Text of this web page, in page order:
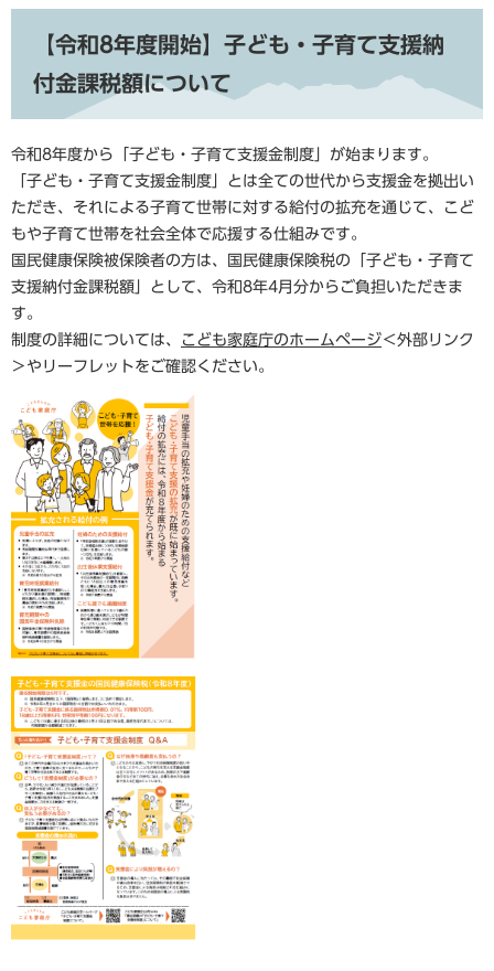
【令和8年度開始】子ども・子育て支援納
付金課税額について
令和8年度から「子ども・子育て支援金制度」が始まります。
「子ども・子育て支援金制度」とは全ての世代から支援金を拠出い
ただき、それによる子育て世帯に対する給付の拡充を通じて、こど
もや子育て世帯を社会全体で応援する仕組みです。
国民健康保険被保険者の方は、国民健康保険税の「子ども・子育て
支援納付金課税額」として、令和8年4月分からご負担いただきま
す。
制度の詳細については、
こども家庭庁のホームページ＜外部リンク
＞ やリーフレットをご確認ください。